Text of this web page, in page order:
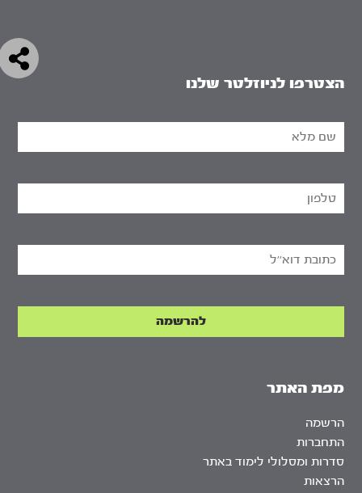
מפת האתר
הרשמה
התחברות
סדרות ומסלולי לימוד באתר
הרצאות
הצטרפו לניוזלטר שלנו